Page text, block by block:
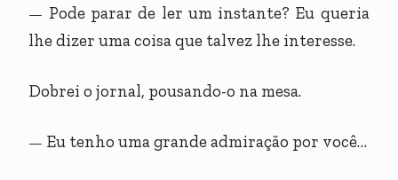
— Pode parar de ler um instante? Eu queria
lhe dizer uma coisa que talvez lhe interesse.
Dobrei o jornal, pousando-o na mesa.
— Eu tenho uma grande admiração por você…